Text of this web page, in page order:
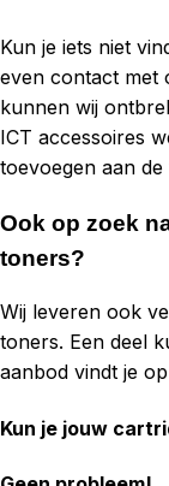
Kun je iets niet
even contact met
kunnen wij
ICT accessoires
toevoegen aan
Ook op zoek
toners?
Wij leveren ook
toners. Een deel
aanbod vindt je
Kun je jouw